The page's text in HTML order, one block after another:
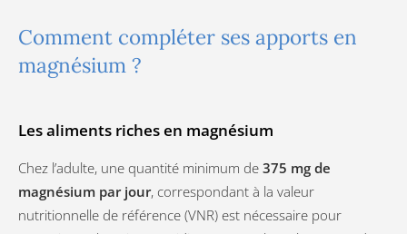
Comment compléter ses apports en
magnésium ?
Les aliments riches en magnésium
Chez l’adulte, une quantité minimum de 375 mg de
magnésium par jour, correspondant à la valeur
nutritionnelle de référence (VNR) est nécessaire pour